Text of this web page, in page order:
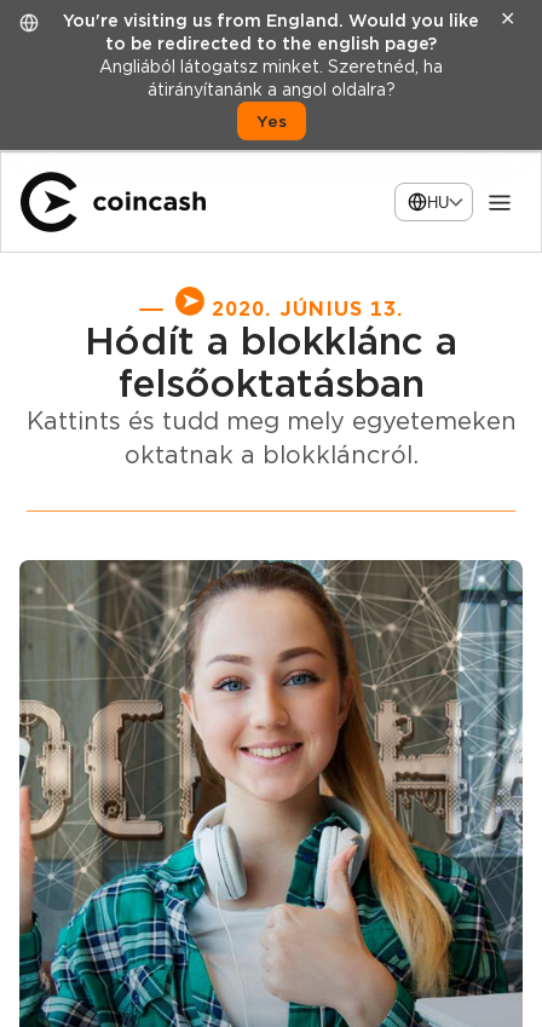
You're visiting us from England. Would you like
to be redirected to the english page?
Angliából látogatsz minket. Szeretnéd, ha
átirányítanánk a angol oldalra?
Yes
✕
HU
2020. JÚNIUS 13.
Hódít a blokklánc a
felsőoktatásban
Kattints és tudd meg mely egyetemeken
oktatnak a blokkláncról.